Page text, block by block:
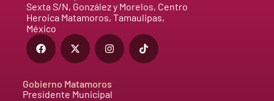
Sexta S/N, González y Morelos, Centro
Heroica Matamoros, Tamaulipas,
México
Gobierno Matamoros
Presidente Municipal